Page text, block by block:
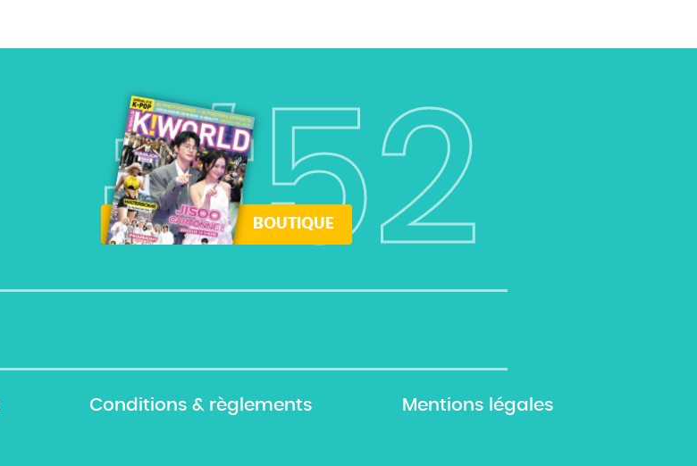
#52
BOUTIQUE
Conditions & règlements Mentions légales